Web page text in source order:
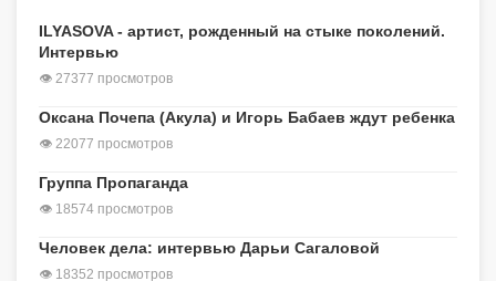
ILYASOVA - артист, рожденный на стыке поколений.
Интервью
👁 27377 просмотров
Оксана Почепа (Акула) и Игорь Бабаев ждут ребенка
👁 22077 просмотров
Группа Пропаганда
👁 18574 просмотров
Человек дела: интервью Дарьи Сагаловой
👁 18352 просмотров